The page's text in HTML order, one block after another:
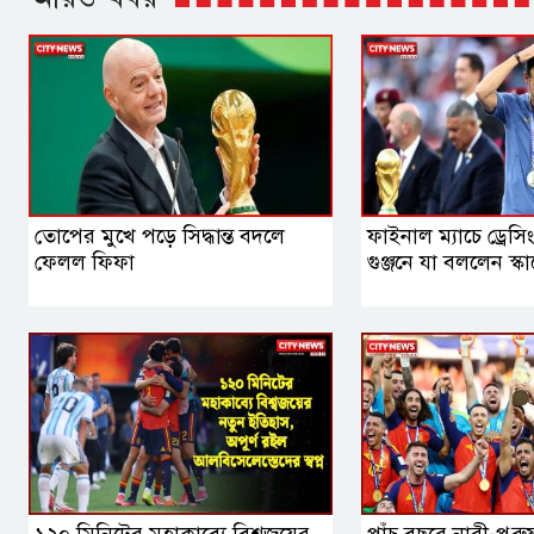
তোপের মুখে পড়ে সিদ্ধান্ত বদলে
ফেলল ফিফা
ফাইনাল ম্যাচে
গুঞ্জনে যা বললেন